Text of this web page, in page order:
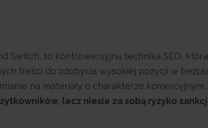
Switch, to kontrowersyjna technika SEO,
treści do zdobycia wysokiej pozycji w
na materiały o charakterze komercyjnym.
lecz niesie za sobą ryzyko